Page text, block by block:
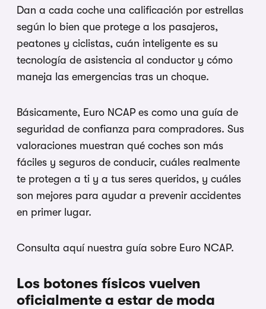
Dan a cada coche una calificación por estrellas
según lo bien que protege a los pasajeros,
peatones y ciclistas, cuán inteligente es su
tecnología de asistencia al conductor y cómo
maneja las emergencias tras un choque.
Básicamente, Euro NCAP es como una guía de
seguridad de confianza para compradores. Sus
valoraciones muestran qué coches son más
fáciles y seguros de conducir, cuáles realmente
te protegen a ti y a tus seres queridos, y cuáles
son mejores para ayudar a prevenir accidentes
en primer lugar.
Consulta aquí nuestra guía sobre Euro NCAP.
Los botones físicos vuelven
oficialmente a estar de moda